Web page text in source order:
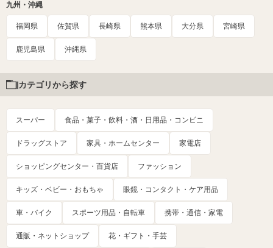
九州・沖縄
福岡県 佐賀県 長崎県 熊本県 大分県 宮崎県
鹿児島県 沖縄県
カテゴリから探す
スーパー 食品・菓子・飲料・酒・日用品・コンビニ
ドラッグストア 家具・ホームセンター 家電店
ショッピングセンター・百貨店 ファッション
キッズ・ベビー・おもちゃ 眼鏡・コンタクト・ケア用品
車・バイク スポーツ用品・自転車 携帯・通信・家電
通販・ネットショップ 花・ギフト・手芸